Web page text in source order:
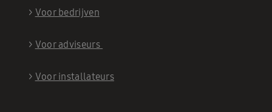
> Voor bedrijven
> Voor adviseurs
> Voor installateurs